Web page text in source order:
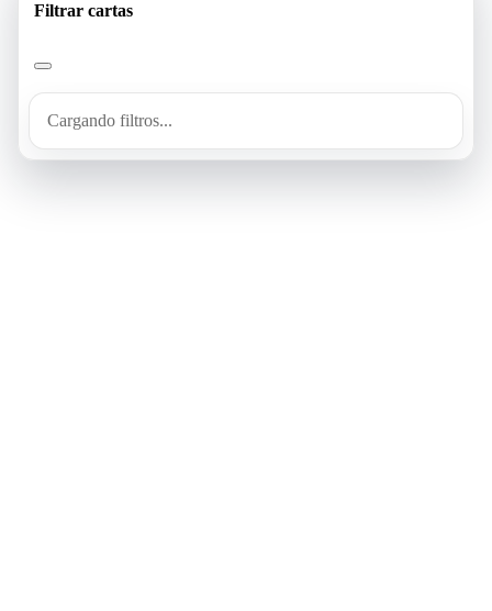
Filtrar cartas
Cargando filtros...